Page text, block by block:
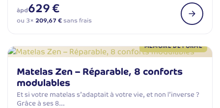
àpd629 €
ou 3× 209,67 €sans frais
MÉMOIRE DE FORME
Matelas Zen – Réparable, 8 conforts
modulables
Et si votre matelas s’adaptait à votre vie, et non l’inverse ?
Grâce à ses 8…